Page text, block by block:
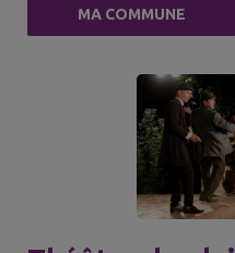
MA COMMUNE